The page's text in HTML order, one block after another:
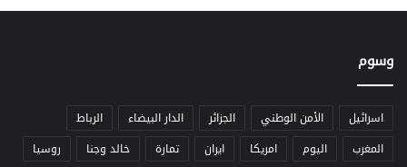
ا
س
وسوم
اسرائيل الأمن الوطني الجزائر الدار البيضاء
الرباط
المغرب
اليوم امريكا ايران تمارة خالد وجنا روسيا